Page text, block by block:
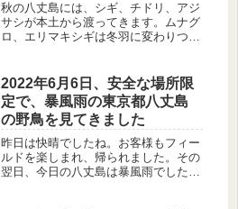
秋の八丈島には、シギ、チドリ、アジ
サシが本土から渡ってきます。ムナグ
ロ、エリマキシギは冬羽に変わりつつ
狙っていました。クロハラアジサシは
優雅に飛んでいました。
2022年6月6日、安全な場所限
定で、暴風雨の東京都八丈島
の野鳥を見てきました
昨日は快晴でしたね。お客様もフィー
ルドを楽しまれ、帰られました。その
翌日、今日の八丈島は暴風雨でした。